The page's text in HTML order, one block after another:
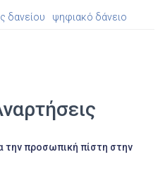
δανείου ψηφιακό δάνειο
την προσωπική πίστη στην